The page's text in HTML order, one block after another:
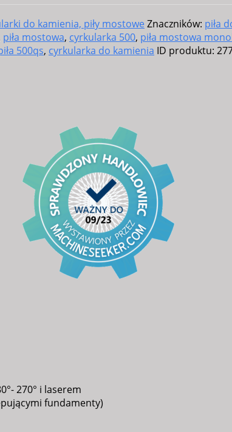
do kamienia, piły mostowe Znaczników: piła
piła mostowa, cyrkularka 500, piła mostowa
500qs, cyrkularka do kamienia ID produktu:
270° i laserem
fundamenty)